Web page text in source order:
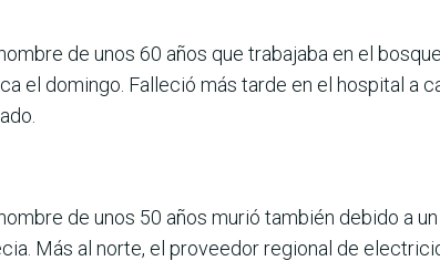
de unos 60 años que trabajaba en el
el domingo. Falleció más tarde en el hospital a
de unos 50 años murió también debido a
Más al norte, el proveedor regional de